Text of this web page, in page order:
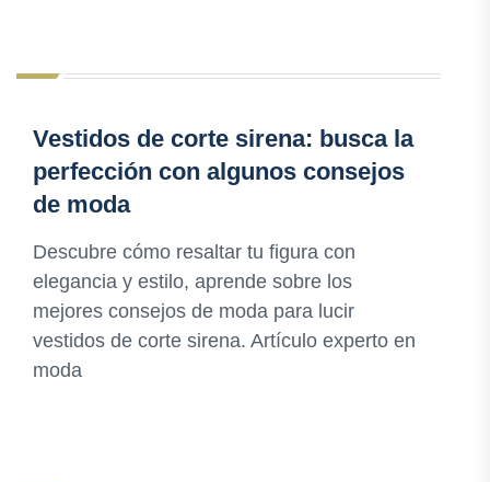
Vestidos de corte sirena: busca la
perfección con algunos consejos
de moda
Descubre cómo resaltar tu figura con
elegancia y estilo, aprende sobre los
mejores consejos de moda para lucir
vestidos de corte sirena. Artículo experto en
moda